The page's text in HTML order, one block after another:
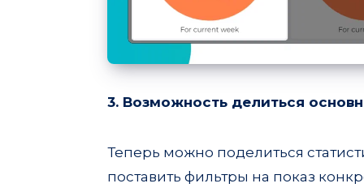
3. Возможность делиться
Теперь можно поделиться
поставить фильтры на показ